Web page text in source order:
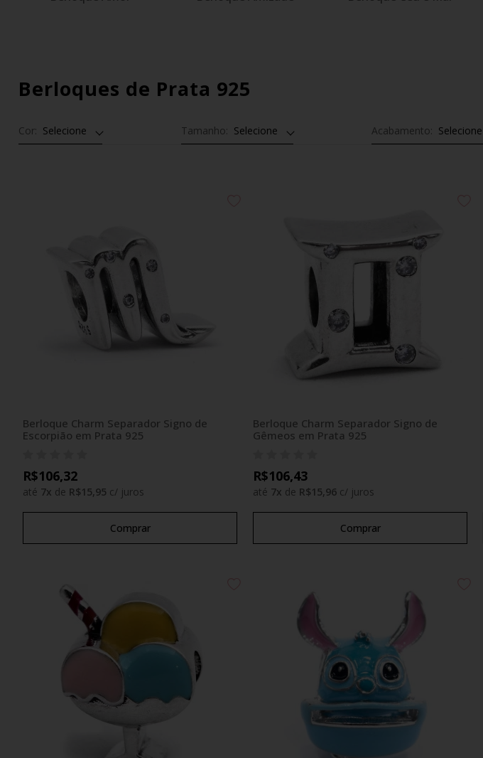
Berloques de Prata 925
Cor: Selecione Tamanho: Selecione Acabamento: Selecione
Berloque Charm Separador Signo de
Escorpião em Prata 925
R$106,32
até 7x de R$15,95 c/ juros
Comprar
Berloque Charm Separador Signo de
Gêmeos em Prata 925
R$106,43
até 7x de R$15,96 c/ juros
Comprar